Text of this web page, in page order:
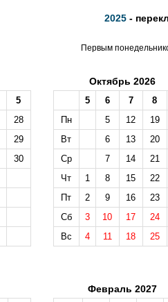
2025 -
Первым
5
28
29
30
Октябрь 2026
5 6 7
8
Пн
5 12
19
Вт
6 13
20
Ср
7 14
21
Чт
1 8 15
22
Пт
2 9 16
23
Сб
3 10 17
24
Вс
4 11 18 25
Февраль 2027